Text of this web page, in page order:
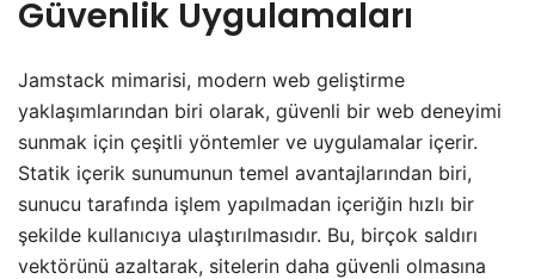
Güvenlik Uygulamaları
Jamstack mimarisi, modern web geliştirme
yaklaşımlarından biri olarak, güvenli bir web deneyimi
sunmak için çeşitli yöntemler ve uygulamalar içerir.
Statik içerik sunumunun temel avantajlarından biri,
sunucu tarafında işlem yapılmadan içeriğin hızlı bir
şekilde kullanıcıya ulaştırılmasıdır. Bu, birçok saldırı
vektörünü azaltarak, sitelerin daha güvenli olmasına